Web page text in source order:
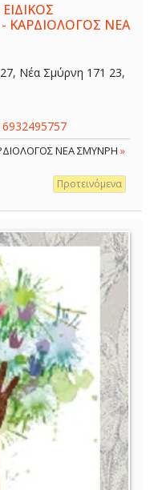
ΚΑΡΔΙΟΛΟΓΟΣ ΝΕΑ
Νέα Σμύρνη 171 23,
6932495757
ΝΕΑ ΣΜΥΝΡΗ »
Προτεινόμενα